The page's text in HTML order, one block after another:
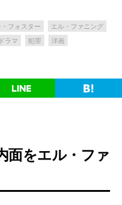
フォスター
エル・ファニング
ドラマ 犯罪 洋画
面をエル・ファ